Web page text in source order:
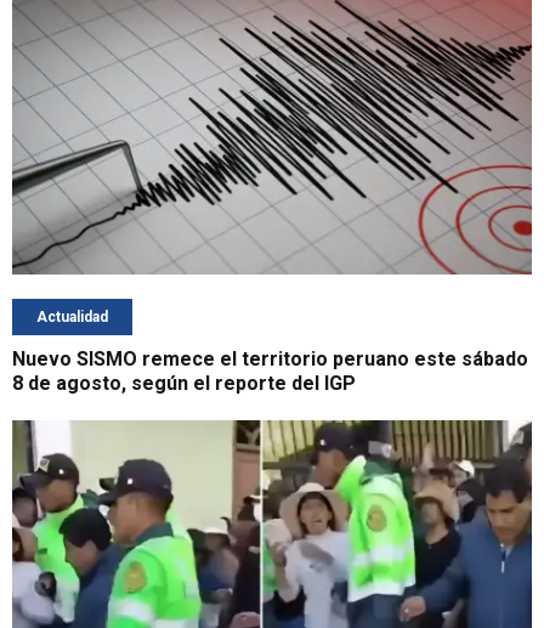
Actualidad
Nuevo SISMO remece el territorio peruano este sábado
8 de agosto, según el reporte del IGP